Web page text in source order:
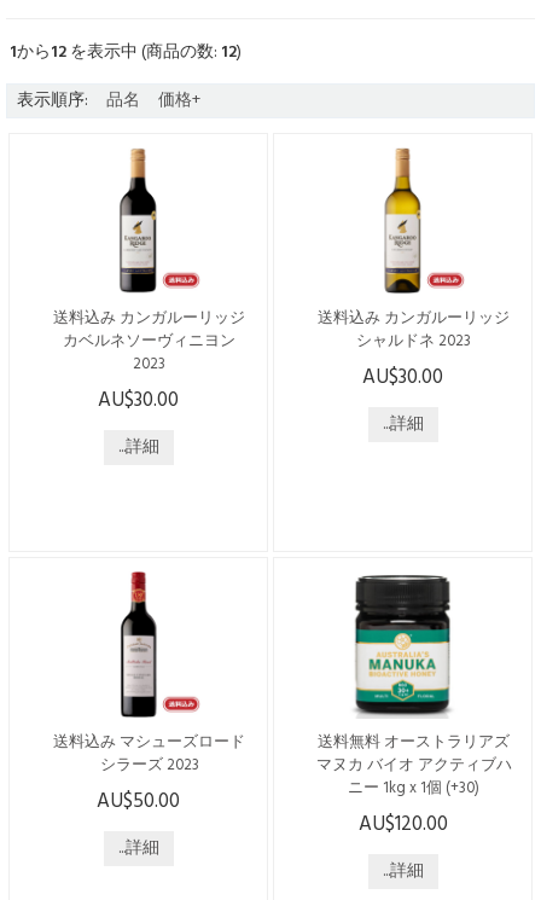
1から12を表示中 (商品の数: 12)
表示順序:
品名 価格+
送料込み カンガルーリッジ
カベルネソーヴィニヨン
2023
こちらの商品は日本国内発送
います。 ----------------------------
した高品質ワイン ブラック
ベリーの香りが漂うカベル
ネ。 ふくよかで熟した果実
味、よく溶け込んだオーク、
柔らかなタンニンが、ソフト
で均整の取れた味わいをもた
らしている。 ---------...
AU$30.00
...詳細
送料込み カンガルーリッジ
シャルドネ 2023
こちらの商品は日本国内発送
います。 ----------------------------
メロンの特徴があり、口に含
むと微妙なオークのニュアン
スが感じられ、柔らかく、豊
かで新鮮なフルーツの味わい
が広がります。 -------------------
AU$30.00
...詳細
送料込み マシューズロード
シラーズ 2023
こちらの商品は日本国内発送
います。 オーストラリアで
AU$50.00
...詳細
送料無料 オーストラリアズ
マヌカ バイオ アクティブハ
ニー 1kg x 1個 (+30)
こちらの商品は日本国内発送
います。 ----------------------------
AU$120.00
...詳細